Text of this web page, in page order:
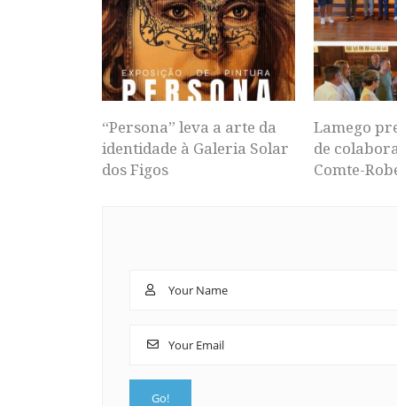
“Persona” leva a arte da
identidade à Galeria Solar
dos Figos
Lamego
de
Comte-